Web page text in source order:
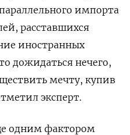
импорта
расставшихся
иностранных
дожидаться нечего,
мечту, купив
эксперт.
одним фактором